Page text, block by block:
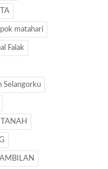
matahari
Falak
Selangorku